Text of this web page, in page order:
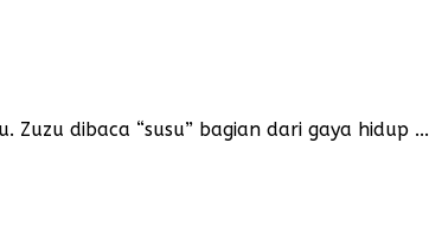
dibaca “susu” bagian dari gaya hidup ...